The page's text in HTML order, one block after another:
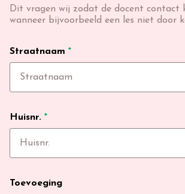
Dit vragen wij zodat de docent contact
wanneer bijvoorbeeld een les niet door
Straatnaam *
Huisnr. *
Toevoeging